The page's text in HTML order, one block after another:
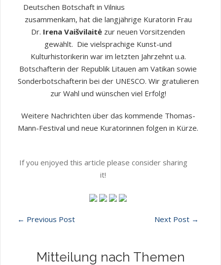
Deutschen Botschaft in Vilnius
zusammenkam, hat die langjährige Kuratorin Frau
Dr. Irena Vaišvilaitė zur neuen Vorsitzenden
gewählt. Die vielsprachige Kunst-und
Kulturhistorikerin war im letzten Jahrzehnt u.a.
Botschafterin der Republik Litauen am Vatikan sowie
Sonderbotschafterin bei der UNESCO. Wir gratulieren
zur Wahl und wünschen viel Erfolg!
Weitere Nachrichten über das kommende Thomas-
Mann-Festival und neue Kuratorinnen folgen in Kürze.
If you enjoyed this article please consider sharing
it!
← Previous Post Next Post →
Mitteilung nach Themen